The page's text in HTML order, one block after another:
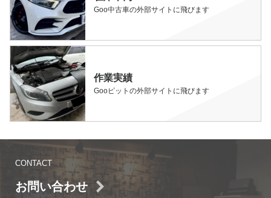
Goo中古車の外部サイトに飛びます
作業実績
Gooピットの外部サイトに飛びます
CONTACT
お問い合わせ